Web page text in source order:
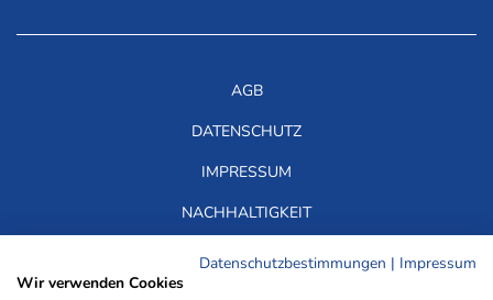
Datenschutzbestimmungen | Impressum
Wir verwenden Cookies
AGB
DATENSCHUTZ
IMPRESSUM
NACHHALTIGKEIT
HINWEISGEBERSYSTEM